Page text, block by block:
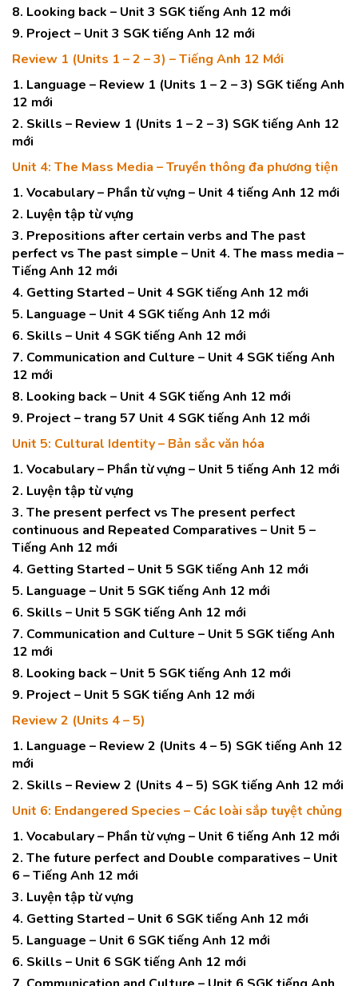
8. Looking back – Unit 3 SGK tiếng Anh 12 mới
9. Project – Unit 3 SGK tiếng Anh 12 mới
Review 1 (Units 1 – 2 – 3) – Tiếng Anh 12 Mới
1. Language – Review 1 (Units 1 – 2 – 3) SGK tiếng Anh
12 mới
2. Skills – Review 1 (Units 1 – 2 – 3) SGK tiếng Anh 12
mới
Unit 4: The Mass Media – Truyền thông đa phương tiện
1. Vocabulary – Phần từ vựng – Unit 4 tiếng Anh 12 mới
2. Luyện tập từ vựng
3. Prepositions after certain verbs and The past
perfect vs The past simple – Unit 4. The mass media –
Tiếng Anh 12 mới
4. Getting Started – Unit 4 SGK tiếng Anh 12 mới
5. Language – Unit 4 SGK tiếng Anh 12 mới
6. Skills – Unit 4 SGK tiếng Anh 12 mới
7. Communication and Culture – Unit 4 SGK tiếng Anh
12 mới
8. Looking back – Unit 4 SGK tiếng Anh 12 mới
9. Project – trang 57 Unit 4 SGK tiếng Anh 12 mới
Unit 5: Cultural Identity – Bản sắc văn hóa
1. Vocabulary – Phần từ vựng – Unit 5 tiếng Anh 12 mới
2. Luyện tập từ vựng
3. The present perfect vs The present perfect
continuous and Repeated Comparatives – Unit 5 –
Tiếng Anh 12 mới
4. Getting Started – Unit 5 SGK tiếng Anh 12 mới
5. Language – Unit 5 SGK tiếng Anh 12 mới
6. Skills – Unit 5 SGK tiếng Anh 12 mới
7. Communication and Culture – Unit 5 SGK tiếng Anh
12 mới
8. Looking back – Unit 5 SGK tiếng Anh 12 mới
9. Project – Unit 5 SGK tiếng Anh 12 mới
Review 2 (Units 4 – 5)
1. Language – Review 2 (Units 4 – 5) SGK tiếng Anh 12
mới
2. Skills – Review 2 (Units 4 – 5) SGK tiếng Anh 12 mới
Unit 6: Endangered Species – Các loài sắp tuyệt chủng
1. Vocabulary – Phần từ vựng – Unit 6 tiếng Anh 12 mới
2. The future perfect and Double comparatives – Unit
6 – Tiếng Anh 12 mới
3. Luyện tập từ vựng
4. Getting Started – Unit 6 SGK tiếng Anh 12 mới
5. Language – Unit 6 SGK tiếng Anh 12 mới
6. Skills – Unit 6 SGK tiếng Anh 12 mới